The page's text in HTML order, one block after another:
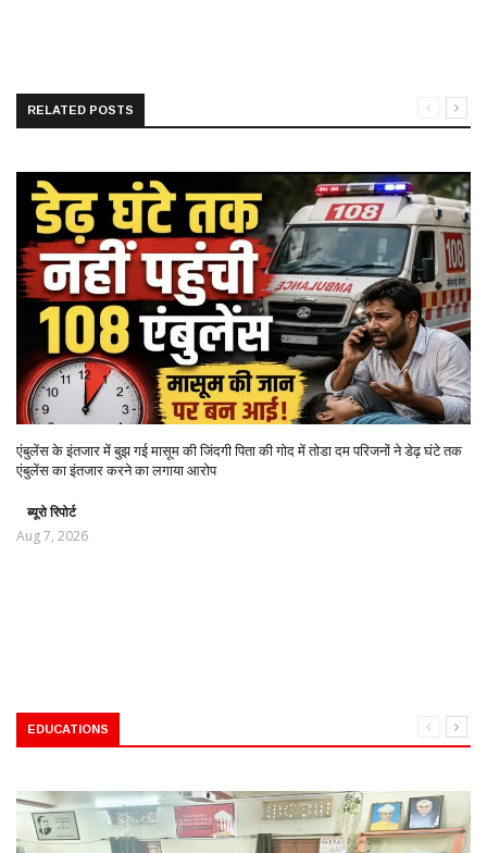
RELATED POSTS
एंबुलेंस के इंतजार में बुझ गई मासूम की जिंदगी पिता की गोद में तोडा दम परिजनों ने डेढ़ घंटे तक
एंबुलेंस का इंतजार करने का लगाया आरोप
ब्यूरो रिपोर्ट
Aug 7, 2026
EDUCATIONS